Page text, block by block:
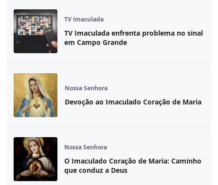
TV Imaculada
TV Imaculada enfrenta problema no sinal
em Campo Grande
Nossa Senhora
Devoção ao Imaculado Coração de Maria
Nossa Senhora
O Imaculado Coração de Maria: Caminho
que conduz a Deus